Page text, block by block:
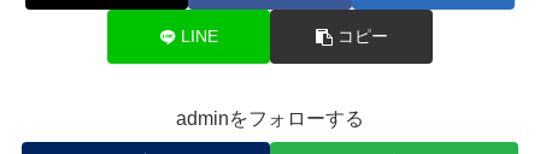
LINE コピー
adminをフォローする